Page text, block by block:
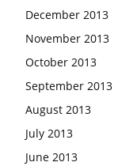
December 2013
November 2013
October 2013
September 2013
August 2013
July 2013
June 2013